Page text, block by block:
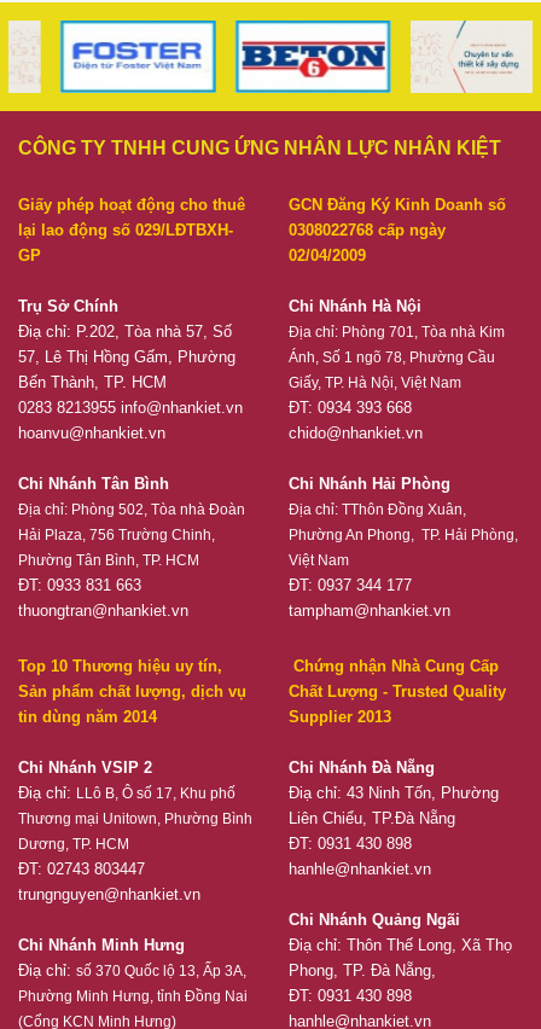
CÔNG TY TNHH CUNG ỨNG NHÂN LỰC NHÂN KIỆT
Giấy phép hoạt động cho thuê
lại lao động số 029/LĐTBXH-
GP
Trụ Sở Chính
Điạ chỉ: P.202, Tòa nhà 57, Số
57, Lê Thị Hồng Gấm, Phường
Bến Thành, TP. HCM
0283 8213955 info@nhankiet.vn
hoanvu@nhankiet.vn
Chi Nhánh Tân Bình
Địa chỉ: Phòng 502, Tòa nhà Đoàn
Hải Plaza, 756 Trường Chinh,
Phường Tân Bình, TP. HCM
ĐT: 0933 831 663
thuongtran@nhankiet.vn
GCN Đăng Ký Kinh Doanh số
0308022768 cấp ngày
02/04/2009
Chi Nhánh Hà Nội
Địa chỉ: Phòng 701, Tòa nhà Kim
Ánh, Số 1 ngõ 78, Phường Cầu
Giấy, TP. Hà Nội, Việt Nam
ĐT: 0934 393 668
chido@nhankiet.vn
Chi Nhánh Hải Phòng
Địa chỉ: TThôn Đồng Xuân,
Phường An Phong, TP. Hải Phòng,
Việt Nam
ĐT: 0937 344 177
tampham@nhankiet.vn
Top 10 Thương hiệu uy tín,
Sản phẩm chất lượng, dịch vụ
tin dùng năm 2014
Chi Nhánh VSIP 2
Điạ chỉ: LLô B, Ô số 17, Khu phố
Thương mại Unitown, Phường Bình
Dương, TP. HCM
ĐT: 02743 803447
trungnguyen@nhankiet.vn
Chi Nhánh Minh Hưng
Điạ chỉ: số 370 Quốc lộ 13, Ấp 3A,
Phường Minh Hưng, tỉnh Đồng Nai
(Cổng KCN Minh Hưng)
Chứng nhận Nhà Cung Cấp
Chất Lượng - Trusted Quality
Supplier 2013
Chi Nhánh Đà Nẵng
Điạ chỉ: 43 Ninh Tốn, Phường
Liên Chiểu, TP.Đà Nẵng
ĐT: 0931 430 898
hanhle@nhankiet.vn
Chi Nhánh Quảng Ngãi
Điạ chỉ: Thôn Thế Long, Xã Thọ
Phong, TP. Đà Nẵng,
ĐT: 0931 430 898
hanhle@nhankiet.vn